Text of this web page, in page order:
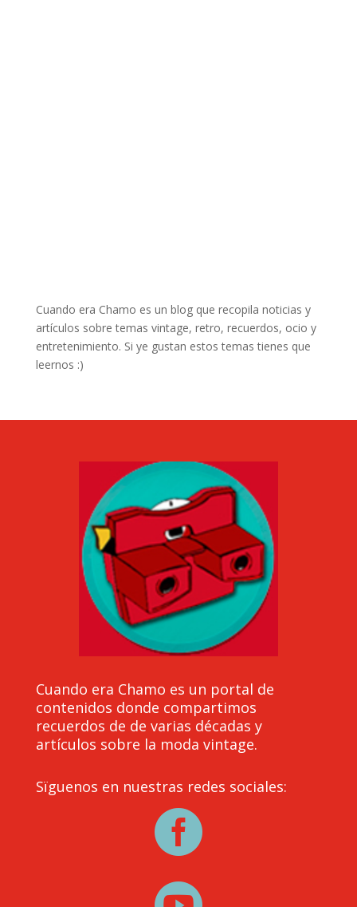
Cuando era Chamo es un blog que recopila noticias y
artículos sobre temas vintage, retro, recuerdos, ocio y
entretenimiento. Si ye gustan estos temas tienes que
leernos :)
Cuando era Chamo es un portal de
contenidos donde compartimos
recuerdos de de varias décadas y
artículos sobre la moda vintage.
Sïguenos en nuestras redes sociales:
